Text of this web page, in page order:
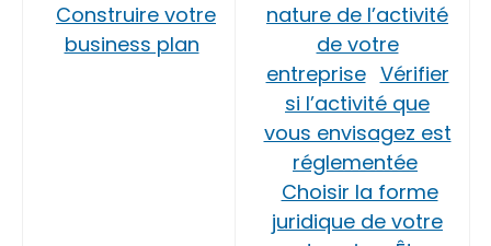
Construire votre
business plan
nature de l’activité
de votre
entreprise Vérifier
si l’activité que
vous envisagez est
réglementée
Choisir la forme
juridique de votre